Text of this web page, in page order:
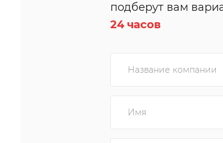
подберут вам
24 часов